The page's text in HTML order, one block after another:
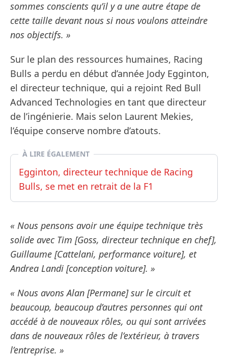
sommes conscients qu’il y a une autre étape de
cette taille devant nous si nous voulons atteindre
nos objectifs. »
Sur le plan des ressources humaines, Racing
Bulls a perdu en début d’année Jody Egginton,
el directeur technique, qui a rejoint Red Bull
Advanced Technologies en tant que directeur
de l’ingénierie. Mais selon Laurent Mekies,
l’équipe conserve nombre d’atouts.
À LIRE ÉGALEMENT
Egginton, directeur technique de Racing
Bulls, se met en retrait de la F1
« Nous pensons avoir une équipe technique très
solide avec Tim [Goss, directeur technique en chef],
Guillaume [Cattelani, performance voiture], et
Andrea Landi [conception voiture]. »
« Nous avons Alan [Permane] sur le circuit et
beaucoup, beaucoup d’autres personnes qui ont
accédé à de nouveaux rôles, ou qui sont arrivées
dans de nouveaux rôles de l’extérieur, à travers
l’entreprise. »